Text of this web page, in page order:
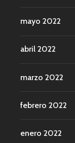
mayo 2022
abril 2022
marzo 2022
febrero 2022
enero 2022